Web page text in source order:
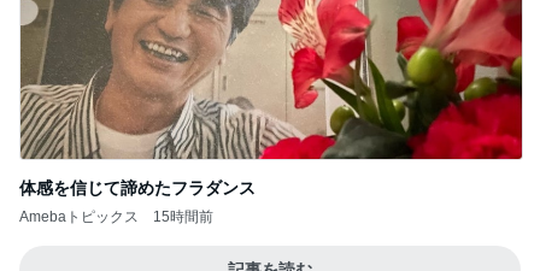
体感を信じて諦めたフラダンス
Amebaトピックス 15時間前